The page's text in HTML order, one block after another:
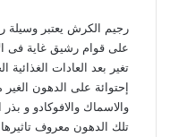
رجيم الكرش يعتبر
على قوام رشيق غاية فى
تغير بعد العادات
إحتوائة على الدهون
والاسماك والافوكادو و
تلك الدهون معروف